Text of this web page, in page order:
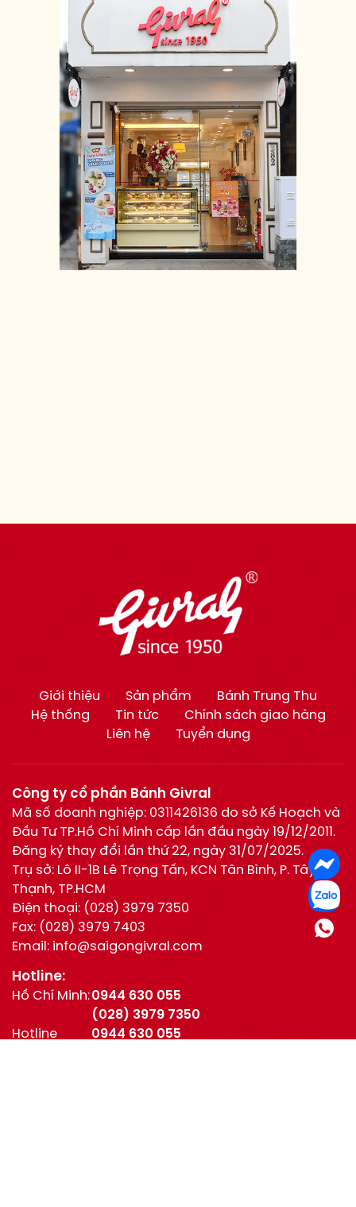
Giới thiệu Sản phẩm
Bánh Trung Thu
Hệ thống
Tin tức
Chính sách giao hàng
Liên hệ
Tuyển dụng
Công ty cổ phần Bánh Givral
Mã số doanh nghiệp: 0311426136 do sở Kế Hoạch và
Đầu Tư TP.Hồ Chí Minh cấp lần đầu ngày 19/12/2011.
Đăng ký thay đổi lần thứ 22, ngày 31/07/2025.
Trụ sở: Lô II-1B Lê Trọng Tấn, KCN Tân Bình, P. Tây
Thạnh, TP.HCM
Điện thoại: (028) 3979 7350
Fax: (028) 3979 7403
Email: info@saigongivral.com
Hotline:
Hồ Chí Minh:0944 630 055
(028) 3979 7350
Hotline
0944 630 055